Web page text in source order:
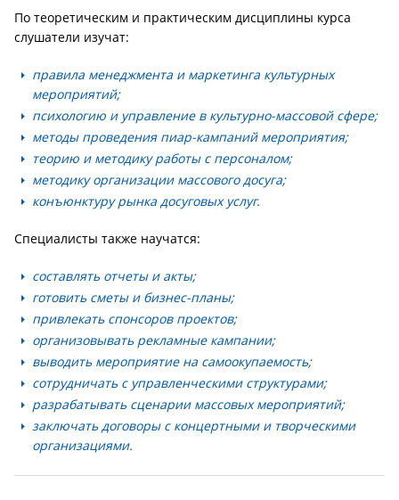
По теоретическим и практическим дисциплины курса
слушатели изучат:
правила менеджмента и маркетинга культурных
мероприятий;
психологию и управление в культурно-массовой сфере;
методы проведения пиар-кампаний мероприятия;
теорию и методику работы с персоналом;
методику организации массового досуга;
конъюнктуру рынка досуговых услуг.
Специалисты также научатся:
составлять отчеты и акты;
готовить сметы и бизнес-планы;
привлекать спонсоров проектов;
организовывать рекламные кампании;
выводить мероприятие на самоокупаемость;
сотрудничать с управленческими структурами;
разрабатывать сценарии массовых мероприятий;
заключать договоры с концертными и творческими
организациями.